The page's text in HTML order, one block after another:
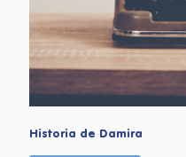
Historia de Damira